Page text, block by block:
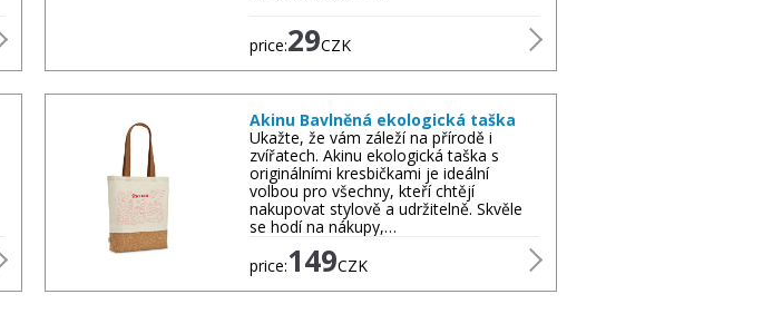
price:29CZK
Akinu Bavlněná ekologická taška
Ukažte, že vám záleží na přírodě i
zvířatech. Akinu ekologická taška s
originálními kresbičkami je ideální
volbou pro všechny, kteří chtějí
nakupovat stylově a udržitelně. Skvěle
se hodí na nákupy,…
price:149CZK